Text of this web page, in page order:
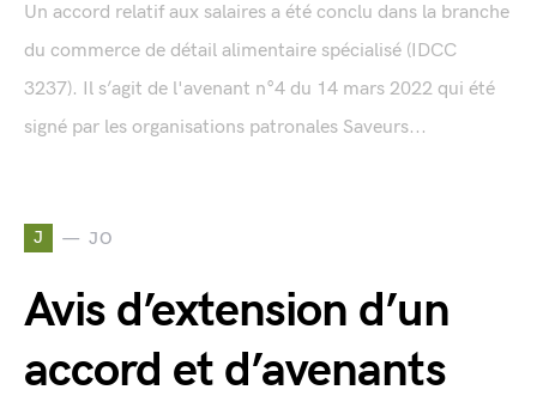
Un accord relatif aux salaires a été conclu dans la branche
du commerce de détail alimentaire spécialisé (IDCC
3237). Il s’agit de l'avenant n°4 du 14 mars 2022 qui été
signé par les organisations patronales Saveurs...
J JO
Avis d’extension d’un
accord et d’avenants